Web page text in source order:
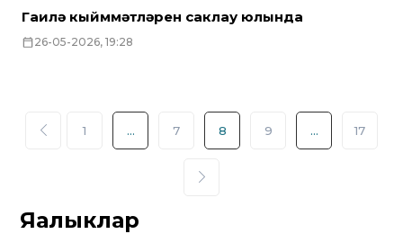
Гаилә кыйммәтләрен саклау юлында
26-05-2026, 19:28
1 ... 7 8 9 ... 17
Яңалыклар